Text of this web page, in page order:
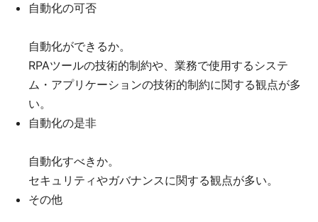
自動化の可否
自動化ができるか。
RPAツールの技術的制約や、業務で使用するシステ
ム・アプリケーションの技術的制約に関する観点が多
い。
自動化の是非
自動化すべきか。
セキュリティやガバナンスに関する観点が多い。
その他